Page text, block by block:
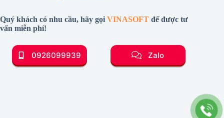
Quý khách có nhu cầu, hãy gọi VINASOFT để được tư
vấn miễn phí!
0926099939 Zalo